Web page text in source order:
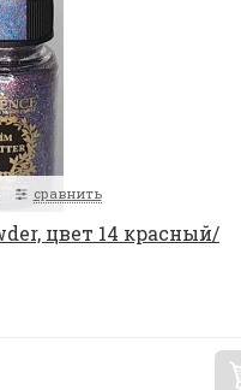
сравнить
цвет 14 красный/